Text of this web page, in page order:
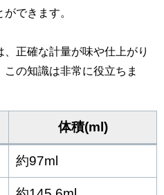
できます。
正確な計量が味や仕上がり
の知識は非常に役立ちま
体積(ml)
約97ml